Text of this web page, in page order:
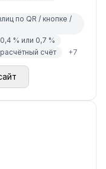
по QR / кнопке /
% или 0,7 %
счёт
+7